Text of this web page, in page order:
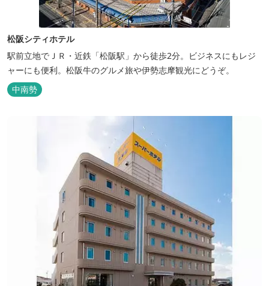
松阪シティホテル
駅前立地でＪＲ・近鉄「松阪駅」から徒歩2分。ビジネスにもレジ
ャーにも便利。松阪牛のグルメ旅や伊勢志摩観光にどうぞ。
中南勢